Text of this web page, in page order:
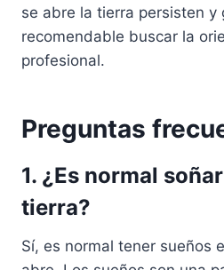
se abre la tierra persisten y
recomendable buscar la
profesional.
Preguntas
1. ¿Es normal
tierra?
Sí, es normal tener sueños